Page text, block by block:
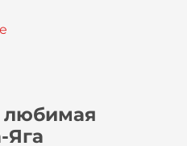
Яга